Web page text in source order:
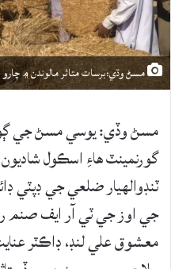
مسڻ وڌي:برسات متاثر مالوندن ۾
مسڻ وڏي: يوسي مسڻ جي
گورنمينٽ هاءِ اسڪول
ٽنڊوالهيار ضلعي جي ڊپٽي
جي اوز جي ٽي آر ايف صنم
معشوق علي لنڊ، ڊاڪٽر